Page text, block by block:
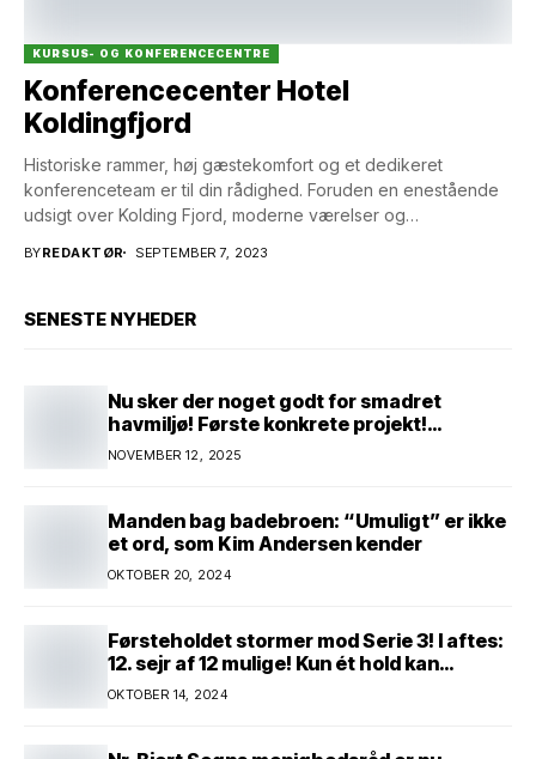
KURSUS- OG KONFERENCECENTRE
Konferencecenter Hotel
Koldingfjord
Historiske rammer, høj gæstekomfort og et dedikeret
konferenceteam er til din rådighed. Foruden en enestående
udsigt over Kolding Fjord, moderne værelser og
BYREDAKTØR SEPTEMBER 7, 2023
SENESTE NYHEDER
Nu sker der noget godt for smadret
havmiljø! Første konkrete projekt!
Genopretning af natur i lavbundsområde
ved Eltang Vig! 31 hektar! 2,5 millioner
NOVEMBER 12, 2025
Manden bag badebroen: “Umuligt” er ikke
et ord, som Kim Andersen kender
OKTOBER 20, 2024
Førsteholdet stormer mod Serie 3! I aftes:
12. sejr af 12 mulige! Kun ét hold kan
spænde ben! Afgørende kamp venter! Alle
mand af hus! Kør med og støt!
OKTOBER 14, 2024